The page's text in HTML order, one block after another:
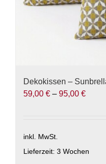
werden
Dekokissen –
59,00 € – 95,00 €
inkl. MwSt.
Lieferzeit: 3 Wochen